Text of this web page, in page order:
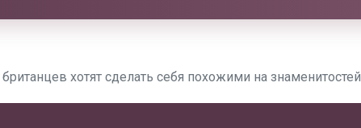
британцев хотят сделать себя похожими на знаменитостей